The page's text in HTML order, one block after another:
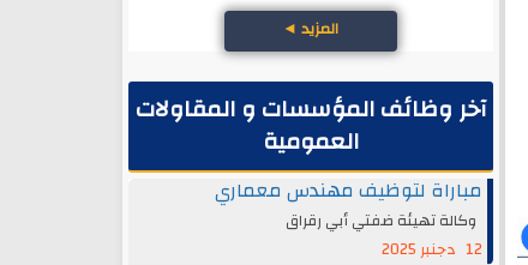
المزيد ◄
آخر وظائف المؤسسات و المقاولات
العمومية
مباراة لتوظيف مهندس معماري
وكالة تهيئة ضفتي أبي رقراق
12 دجنبر 2025